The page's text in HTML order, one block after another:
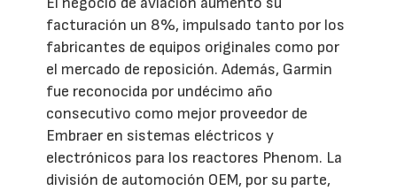
facturación un 8%, impulsado tanto por los
fabricantes de equipos originales como por
el mercado de reposición. Además, Garmin
fue reconocida por undécimo año
consecutivo como mejor proveedor de
Embraer en sistemas eléctricos y
electrónicos para los reactores Phenom. La
división de automoción OEM, por su parte,